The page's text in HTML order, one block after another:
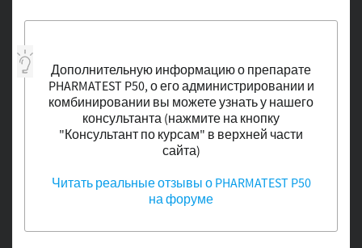
Дополнительную информацию о препарате
PHARMATEST P50, о его администрировании и
комбинировании вы можете узнать у нашего
консультанта (нажмите на кнопку
"Консультант по курсам" в верхней части
сайта)
Читать реальные отзывы о PHARMATEST P50
на форуме